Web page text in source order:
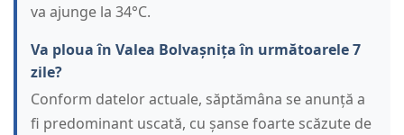
va ajunge la 34°C.
Va ploua în Valea Bolvașnița în următoarele 7
zile?
Conform datelor actuale, săptămâna se anunță a
fi predominant uscată, cu șanse foarte scăzute de